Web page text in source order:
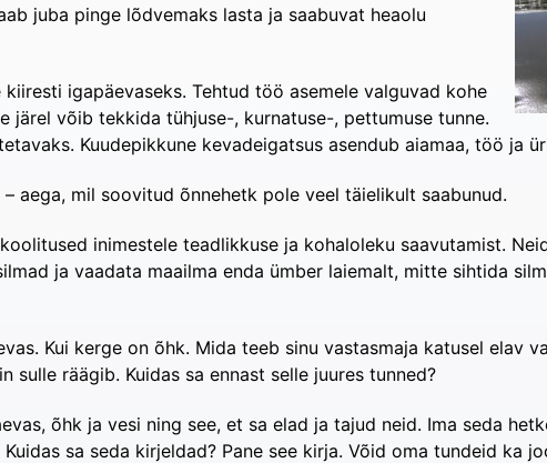
juba pinge lõdvemaks lasta ja saabuvat heaolu
igapäevaseks. Tehtud töö asemele valguvad kohe
järel võib tekkida tühjuse-, kurnatuse-, pettumuse tunne.
Kuudepikkune kevadeigatsus asendub aiamaa, töö ja
aega, mil soovitud õnnehetk pole veel täielikult saabunud.
inimestele teadlikkuse ja kohaloleku saavutamist.
ja vaadata maailma enda ümber laiemalt, mitte sihtida
Kui kerge on õhk. Mida teeb sinu vastasmaja katusel elav
sulle räägib. Kuidas sa ennast selle juures tunned?
õhk ja vesi ning see, et sa elad ja tajud neid. Ima seda
sa seda kirjeldad? Pane see kirja. Võid oma tundeid ka